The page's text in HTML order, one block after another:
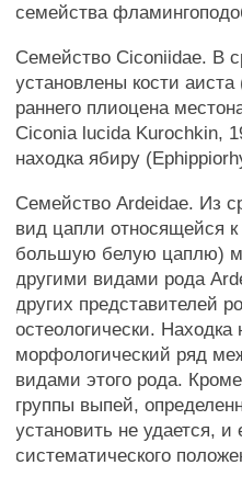
семейства
Семейство Ciconiidae. В
установлены кости
раннего плиоцена
Ciconia lucida Kurochkin,
находка ябиру
Семейство Ardeidae. Из
вид цапли относящейся
большую белую цаплю)
другими видами рода
других представителей
остеологически. Находка
морфологический ряд
видами этого рода.
группы выпей,
установить не удается,
систематического